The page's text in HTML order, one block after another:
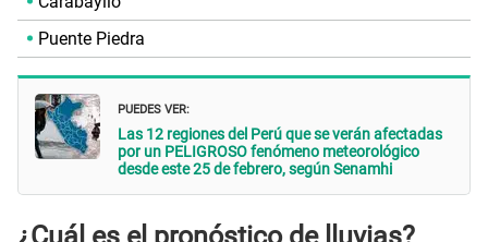
Puente Piedra
PUEDES VER:
Las 12 regiones del Perú que se verán afectadas
por un PELIGROSO fenómeno meteorológico
desde este 25 de febrero, según Senamhi